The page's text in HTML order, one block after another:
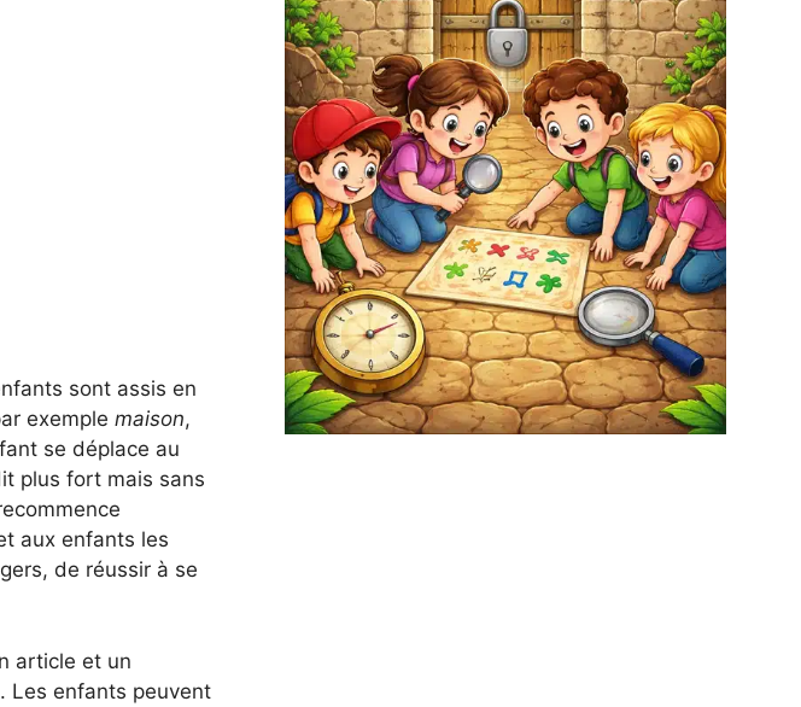
sont assis en
exemple maison,
se déplace au
plus fort mais sans
aux enfants les
de réussir à se
article et un
Les enfants peuvent